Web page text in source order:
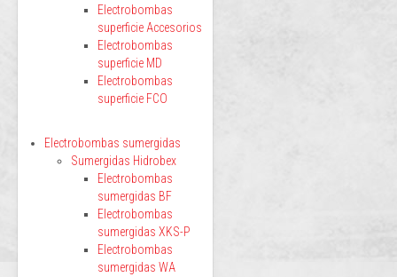
Electrobombas
superficie Accesorios
Electrobombas
superficie MD
Electrobombas
superficie FCO
Electrobombas sumergidas
Sumergidas Hidrobex
Electrobombas
sumergidas BF
Electrobombas
sumergidas XKS-P
Electrobombas
sumergidas WA